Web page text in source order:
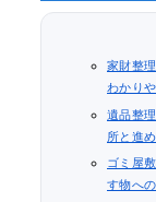
家財整
わかり
遺品整
所と進
ゴミ屋
す物へ